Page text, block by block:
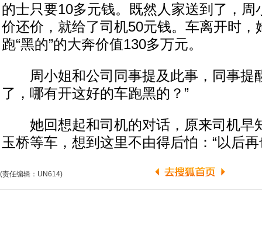
的士只要10多元钱。既然人家送到了，周
价还价，就给了司机50元钱。车离开时，
跑“黑的”的大奔价值130多万元。
周小姐和公司同事提及此事，同事提
了，哪有开这好的车跑黑的？”
她回想起和司机的对话，原来司机早
玉桥等车，想到这里不由得后怕：“以后
(责任编辑：UN614)